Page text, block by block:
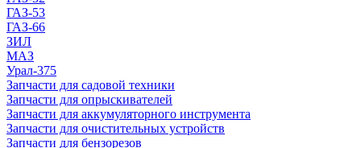
ГАЗ-53
ГАЗ-66
ЗИЛ
МАЗ
Урал-375
Запчасти для садовой техники
Запчасти для опрыскивателей
Запчасти для аккумуляторного инструмента
Запчасти для очистительных устройств
Запчасти для бензорезов